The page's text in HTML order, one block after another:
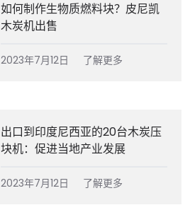
如何制作生物质燃料块？皮尼凯
木炭机出售
2023年7月12日 了解更多
出口到印度尼西亚的20台木炭压
块机：促进当地产业发展
2023年7月12日 了解更多